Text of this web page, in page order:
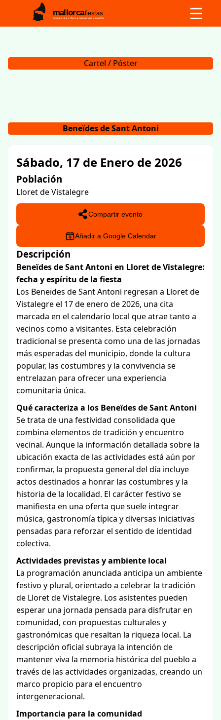
mallorcafiestas
Todas las citas a tener en cuenta ☰
Cartel / Póster
Beneïdes de Sant Antoni
Sábado, 17 de Enero de 2026
Población
Lloret de Vistalegre
Compartir evento
Añadir a Google Calendar
Descripción
Beneïdes de Sant Antoni en Lloret de Vistalegre:
fecha y espíritu de la fiesta
Los Beneïdes de Sant Antoni regresan a Lloret de
Vistalegre el 17 de enero de 2026, una cita
marcada en el calendario local que atrae tanto a
vecinos como a visitantes. Esta celebración
tradicional se presenta como una de las jornadas
más esperadas del municipio, donde la cultura
popular, las costumbres y la convivencia se
entrelazan para ofrecer una experiencia
comunitaria única.
Qué caracteriza a los Beneïdes de Sant Antoni
Se trata de una festividad consolidada que
combina elementos de tradición y encuentro
vecinal. Aunque la información detallada sobre la
ubicación exacta de las actividades está aún por
confirmar, la propuesta general del día incluye
actos destinados a honrar las costumbres y la
historia de la localidad. El carácter festivo se
manifiesta en una oferta que suele integrar
música, gastronomía típica y diversas iniciativas
pensadas para reforzar el sentido de identidad
colectiva.
Actividades previstas y ambiente local
La programación anunciada anticipa un ambiente
festivo y plural, orientado a celebrar la tradición
de Lloret de Vistalegre. Los asistentes pueden
esperar una jornada pensada para disfrutar en
comunidad, con propuestas culturales y
gastronómicas que resaltan la riqueza local. La
descripción oficial subraya la intención de
mantener viva la memoria histórica del pueblo a
través de las actividades organizadas, creando un
marco propicio para el encuentro
intergeneracional.
Importancia para la comunidad